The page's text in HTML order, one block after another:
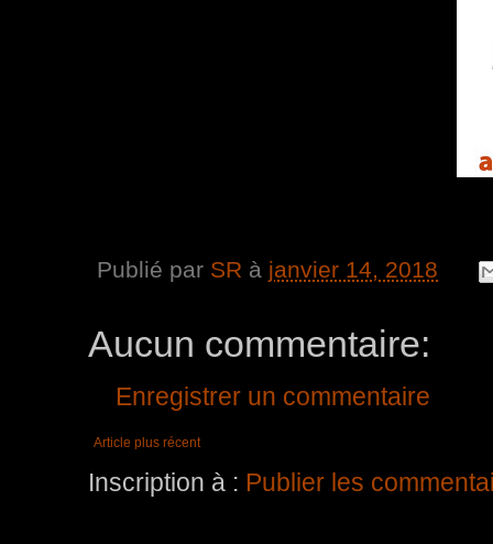
Publié par SR à janvier 14, 2018
Aucun commentaire:
Enregistrer un commentaire
Article plus récent
Inscription à : Publier les